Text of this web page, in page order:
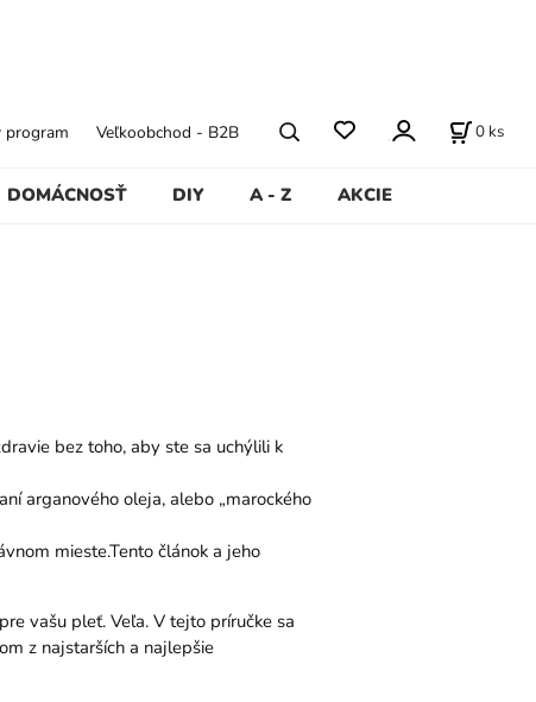
DOMÁCNOSŤ DIY A - Z AKCIE
program Veľkoobchod - B2B 0 ks
bez toho, aby ste sa uchýlili k
arganového oleja, alebo „marockého
mieste.Tento článok a jeho
vašu pleť. Veľa. V tejto príručke sa
z najstarších a najlepšie